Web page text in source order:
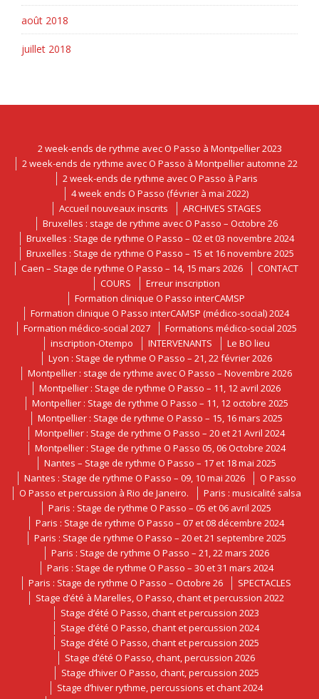
août 2018
juillet 2018
2 week-ends de rythme avec O Passo à Montpellier 2023
2 week-ends de rythme avec O Passo à Montpellier automne 22
2 week-ends de rythme avec O Passo à Paris
4 week ends O Passo (février à mai 2022)
Accueil nouveaux inscrits
ARCHIVES STAGES
Bruxelles : stage de rythme avec O Passo – Octobre 26
Bruxelles : Stage de rythme O Passo – 02 et 03 novembre 2024
Bruxelles : Stage de rythme O Passo – 15 et 16 novembre 2025
Caen – Stage de rythme O Passo – 14, 15 mars 2026
CONTACT
COURS
Erreur inscription
Formation clinique O Passo interCAMSP
Formation clinique O Passo interCAMSP (médico-social) 2024
Formation médico-social 2027
Formations médico-social 2025
inscription-Otempo
INTERVENANTS
Le BO lieu
Lyon : Stage de rythme O Passo – 21, 22 février 2026
Montpellier : stage de rythme avec O Passo – Novembre 2026
Montpellier : Stage de rythme O Passo – 11, 12 avril 2026
Montpellier : Stage de rythme O Passo – 11, 12 octobre 2025
Montpellier : Stage de rythme O Passo – 15, 16 mars 2025
Montpellier : Stage de rythme O Passo – 20 et 21 Avril 2024
Montpellier : Stage de rythme O Passo 05, 06 Octobre 2024
Nantes – Stage de rythme O Passo – 17 et 18 mai 2025
Nantes : Stage de rythme O Passo – 09, 10 mai 2026
O Passo
O Passo et percussion à Rio de Janeiro.
Paris : musicalité salsa
Paris : Stage de rythme O Passo – 05 et 06 avril 2025
Paris : Stage de rythme O Passo – 07 et 08 décembre 2024
Paris : Stage de rythme O Passo – 20 et 21 septembre 2025
Paris : Stage de rythme O Passo – 21, 22 mars 2026
Paris : Stage de rythme O Passo – 30 et 31 mars 2024
Paris : Stage de rythme O Passo – Octobre 26
SPECTACLES
Stage d’été à Marelles, O Passo, chant et percussion 2022
Stage d’été O Passo, chant et percussion 2023
Stage d’été O Passo, chant et percussion 2024
Stage d’été O Passo, chant et percussion 2025
Stage d’été O Passo, chant, percussion 2026
Stage d’hiver O Passo, chant, percussion 2025
Stage d’hiver rythme, percussions et chant 2024